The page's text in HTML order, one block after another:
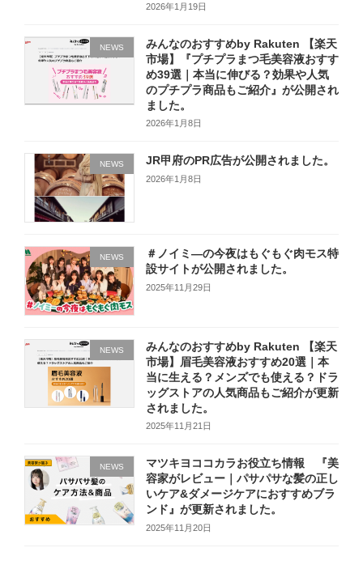
2026年1月19日
NEWS
みんなのおすすめby Rakuten 【楽天
市場】『プチプラまつ毛美容液おすす
め39選｜本当に伸びる？効果や人気
のプチプラ商品もご紹介』が公開され
ました。
2026年1月8日
NEWS JR甲府のPR広告が公開されました。
2026年1月8日
NEWS
＃ノイミ―の今夜はもぐもぐ肉モス特
設サイトが公開されました。
2025年11月29日
NEWS
みんなのおすすめby Rakuten 【楽天
市場】眉毛美容液おすすめ20選｜本
当に生える？メンズでも使える？ドラ
ッグストアの人気商品もご紹介が更新
されました。
2025年11月21日
NEWS
マツキヨココカラお役立ち情報 『美
容家がレビュー｜パサパサな髪の正し
いケア&ダメージケアにおすすめブラ
ンド』が更新されました。
2025年11月20日